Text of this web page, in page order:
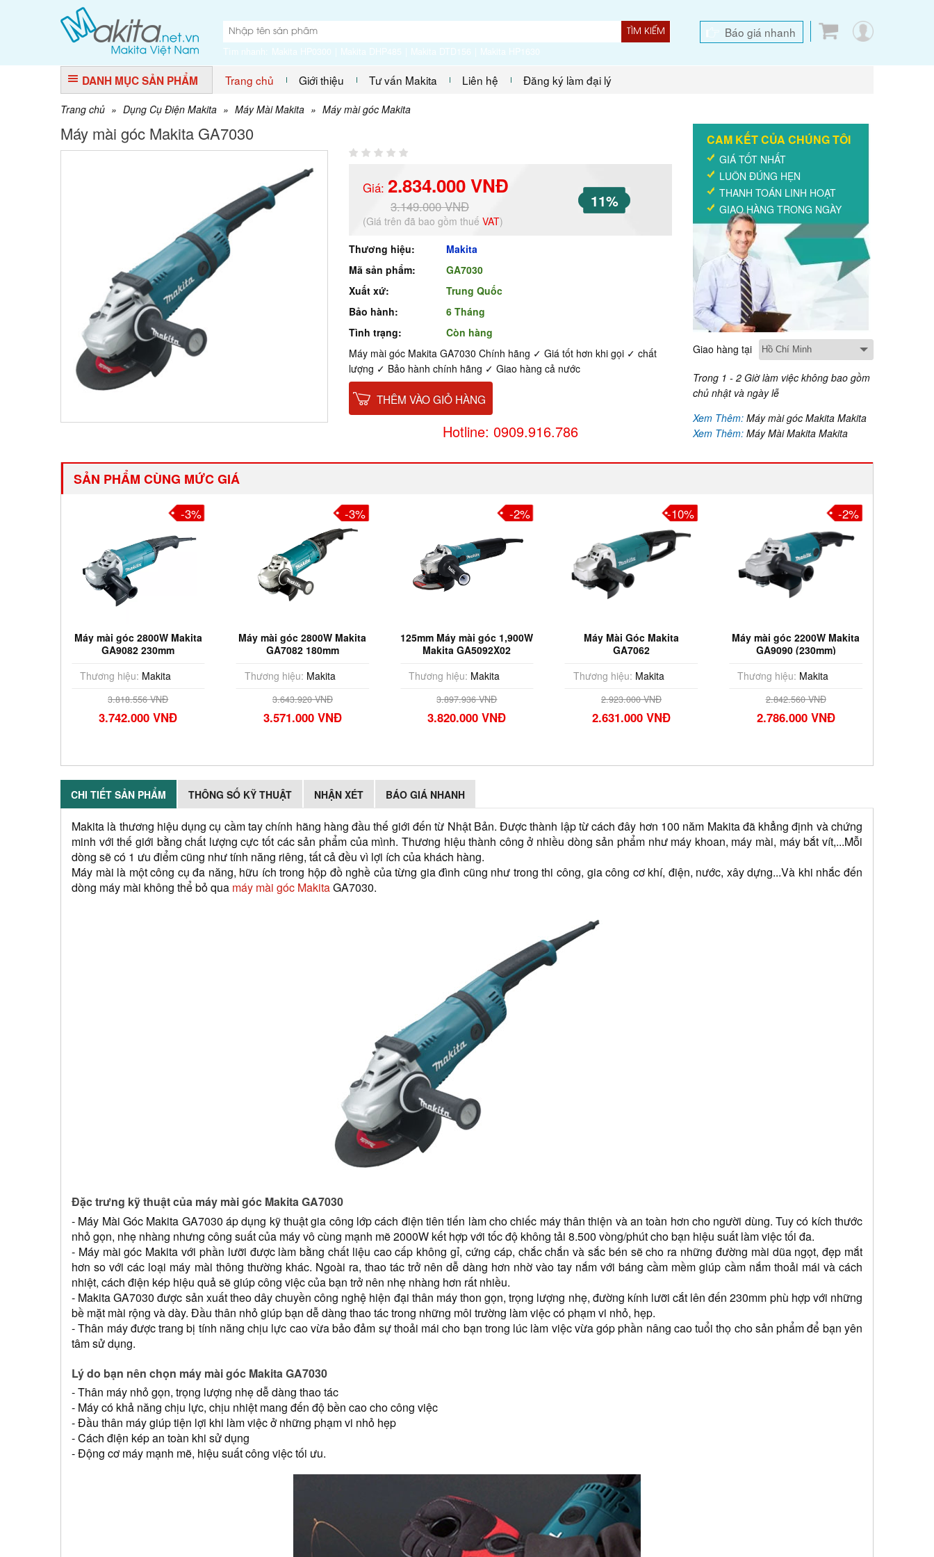
TÌM KIẾM
Tìm nhanh: Makita HP0300 Makita DHP485 Makita DTD156 Makita HP1630
Báo giá nhanh
DANH MỤC SẢN PHẨM Trang chủ Giới thiệu Tư vấn Makita Liên hệ Đăng ký làm đại lý
Trang chủ » Dụng Cụ Điện Makita » Máy Mài Makita » Máy mài góc Makita
Máy mài góc Makita GA7030
Giá: 2.834.000 VNĐ
3.149.000 VNĐ 11%
(Giá trên đã bao gồm thuế VAT)
Thương hiệu:
Makita
Mã sản phẩm:
GA7030
Xuất xứ:
Trung Quốc
Bảo hành:
6 Tháng
Tình trạng:
Còn hàng
Máy mài góc Makita GA7030 Chính hãng ✓ Giá tốt hơn khi gọi ✓ chất
lượng ✓ Bảo hành chính hãng ✓ Giao hàng cả nước
THÊM VÀO GIỎ HÀNG
Hotline: 0909.916.786
CAM KẾT CỦA CHÚNG TÔI
GIÁ TỐT NHẤT
LUÔN ĐÚNG HẸN
THANH TOÁN LINH HOẠT
GIAO HÀNG TRONG NGÀY
Giao hàng tại
Trong 1 - 2 Giờ làm việc không bao gồm
chủ nhật và ngày lễ
Xem Thêm: Máy mài góc Makita Makita
Xem Thêm: Máy Mài Makita Makita
SẢN PHẨM CÙNG MỨC GIÁ
Máy mài góc 2800W Makita
GA9082 230mm
Thương hiệu: Makita
3.818.556 VNĐ
3.742.000 VNĐ
-3%
Máy mài góc 2800W Makita
GA7082 180mm
Thương hiệu: Makita
3.643.920 VNĐ
3.571.000 VNĐ
-3%
125mm Máy mài góc 1,900W
Makita GA5092X02
Thương hiệu: Makita
3.897.936 VNĐ
3.820.000 VNĐ
-2%
Máy Mài Góc Makita
GA7062
Bóp)
Thương hiệu: Makita
2.923.000 VNĐ
2.631.000 VNĐ
-10%
Máy mài góc 2200W Makita
GA9090 (230mm)
Thương hiệu: Makita
2.842.560 VNĐ
2.786.000 VNĐ
-2%
CHI TIẾT SẢN PHẨM THÔNG SỐ KỸ THUẬT NHẬN XÉT BÁO GIÁ NHANH
Makita là thương hiệu dụng cụ cầm tay chính hãng hàng đầu thế giới đến từ Nhật Bản. Được thành lập từ cách đây hơn 100 năm Makita đã khẳng định và chứng
minh với thế giới bằng chất lượng cực tốt các sản phẩm của mình. Thương hiệu thành công ở nhiều dòng sản phẩm như máy khoan, máy mài, máy bắt vít,...Mỗi
dòng sẽ có 1 ưu điểm cũng như tính năng riêng, tất cả đều vì lợi ích của khách hàng.
Máy mài là một công cụ đa năng, hữu ích trong hộp đồ nghề của từng gia đình cũng như trong thi công, gia công cơ khí, điện, nước, xây dựng...Và khi nhắc đến
dòng máy mài không thể bỏ qua máy mài góc Makita GA7030.
Đặc trưng kỹ thuật của máy mài góc Makita GA7030
- Máy Mài Góc Makita GA7030 áp dụng kỹ thuật gia công lớp cách điện tiên tiến làm cho chiếc máy thân thiện và an toàn hơn cho người dùng. Tuy có kích thước
nhỏ gọn, nhẹ nhàng nhưng công suất của máy vô cùng mạnh mẽ 2000W kết hợp với tốc độ không tải 8.500 vòng/phút cho bạn hiệu suất làm việc tối đa.
- Máy mài góc Makita với phần lưỡi được làm bằng chất liệu cao cấp không gỉ, cứng cáp, chắc chắn và sắc bén sẽ cho ra những đường mài dũa ngọt, đẹp mắt
hơn so với các loại máy mài thông thường khác. Ngoài ra, thao tác trở nên dễ dàng hơn nhờ vào tay nắm với báng cầm mềm giúp cầm nắm thoải mái và cách
nhiệt, cách điện kép hiệu quả sẽ giúp công việc của bạn trở nên nhẹ nhàng hơn rất nhiều.
- Makita GA7030 được sản xuất theo dây chuyền công nghệ hiện đại thân máy thon gọn, trọng lượng nhẹ, đường kính lưỡi cắt lên đến 230mm phù hợp với những
bề mặt mài rộng và dày. Đầu thân nhỏ giúp bạn dễ dàng thao tác trong những môi trường làm việc có phạm vi nhỏ, hẹp.
- Thân máy được trang bị tính năng chịu lực cao vừa bảo đảm sự thoải mái cho bạn trong lúc làm việc vừa góp phần nâng cao tuổi thọ cho sản phẩm để bạn yên
tâm sử dụng.
Lý do bạn nên chọn máy mài góc Makita GA7030
- Thân máy nhỏ gọn, trọng lượng nhẹ dễ dàng thao tác
- Máy có khả năng chịu lực, chịu nhiệt mang đến độ bền cao cho công việc
- Đầu thân máy giúp tiện lợi khi làm việc ở những phạm vi nhỏ hẹp
- Cách điện kép an toàn khi sử dụng
- Động cơ máy mạnh mẽ, hiệu suất công việc tối ưu.